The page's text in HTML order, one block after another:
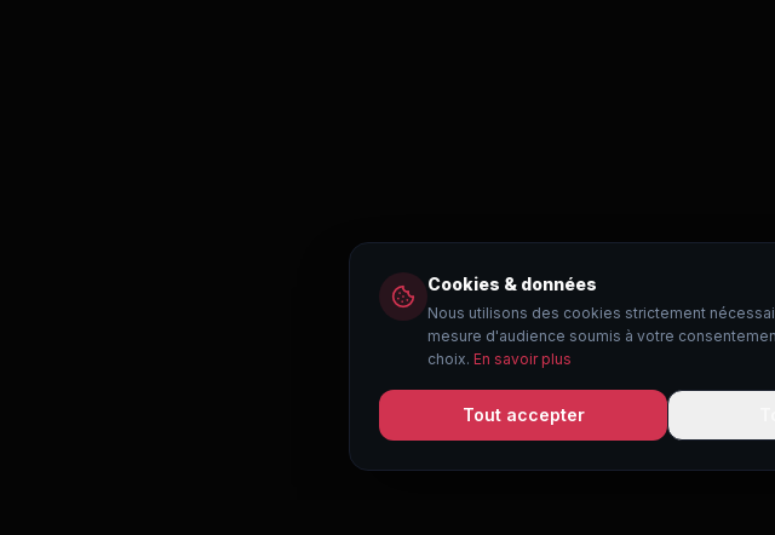
Cookies & données
Nous utilisons des cookies strictement
mesure d'audience soumis à votre
choix. En savoir plus
Tout accepter